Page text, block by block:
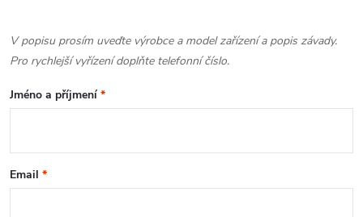
r
k
v
V popisu prosím uveďte výrobce a model zařízení a popis závady.
Pro rychlejší vyřízení doplňte telefonní číslo.
Jméno a příjmení *
Email *